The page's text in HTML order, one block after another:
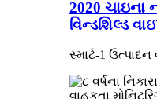
2020 ચાઇના
વિન્ડશિલ્ડ
સ્માર્ટ-1 ઉત્પાદન